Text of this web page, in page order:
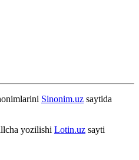
Sinonim.uz saytida
yozilishi Lotin.uz sayti